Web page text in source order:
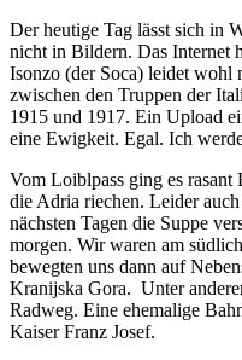
Der heutige Tag lässt sich in
nicht in Bildern. Das Internet
Isonzo (der Soca) leidet wohl
zwischen den Truppen der
1915 und 1917. Ein Upload
eine Ewigkeit. Egal. Ich
Vom Loiblpass ging es
die Adria riechen. Leider
nächsten Tagen die Suppe
morgen. Wir waren am
bewegten uns dann auf
Kranijska Gora. Unter
Radweg. Eine ehemalige
Kaiser Franz Josef.